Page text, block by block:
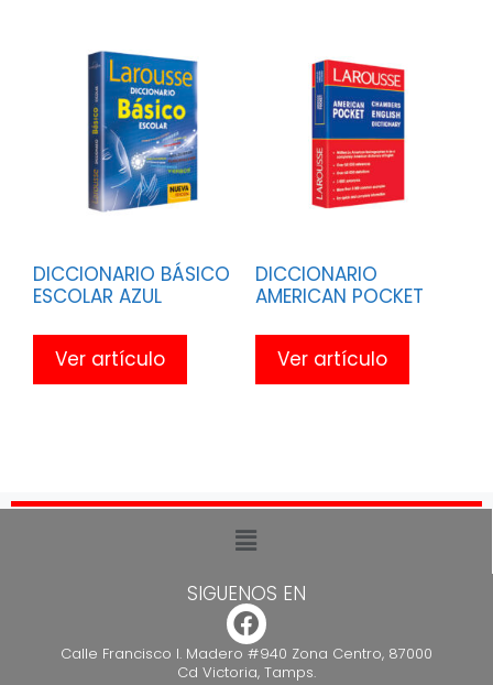
DICCIONARIO BÁSICO
ESCOLAR AZUL
Ver artículo
DICCIONARIO
AMERICAN POCKET
Ver artículo
SIGUENOS EN
Calle Francisco I. Madero #940 Zona Centro, 87000
Cd Victoria, Tamps.